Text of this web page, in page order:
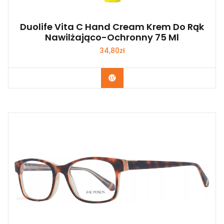
Duolife Vita C Hand Cream Krem Do Rąk
Nawilżająco-Ochronny 75 Ml
34,80zł
Zobacz